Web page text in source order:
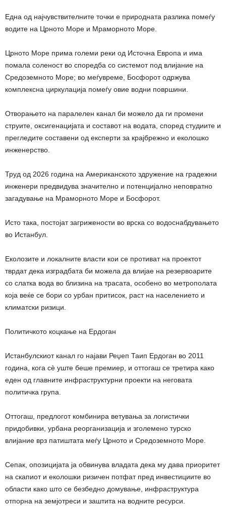
Една од најчувствителните точки е природната разлика помеѓу
водите на Црното Море и Мраморното Море.
Црното Море прима големи реки од Источна Европа и има
помала соленост во споредба со системот под влијание на
Средоземното Море; во меѓувреме, Босфорот одржува
комплексна циркулација помеѓу овие водни површини.
Отворањето на паралелен канал би можело да ги промени
струите, оксигенацијата и составот на водата, според студиите и
прегледите составени од експерти за крајбрежно и еколошко
инженерство.
Труд од 2026 година на Американското здружение на градежни
инженери предвидува значително и потенцијално неповратно
загадување на Мраморното Море и Босфорот.
Исто така, постојат загрижености во врска со водоснабдувањето
во Истанбул.
Еколозите и локалните власти кои се противат на проектот
тврдат дека изградбата би можела да влијае на резервоарите
со слатка вода во близина на трасата, особено во метрополата
која веќе се бори со урбан притисок, раст на населението и
климатски ризици.
Политичкото коцкање на Ердоган
Истанбулскиот канал го најави Реџеп Таип Ердоган во 2011
година, кога сè уште беше премиер, и оттогаш се третира како
еден од главните инфраструктурни проекти на неговата
политичка група.
Оттогаш, предлогот комбинира ветувања за логистички
придобивки, урбана реорганизација и зголемено турско
влијание врз патиштата меѓу Црното и Средоземното Море.
Сепак, опозицијата ја обвинува владата дека му дава приоритет
на скапиот и еколошки ризичен потфат пред инвестициите во
области како што се безбедно домување, инфраструктура
отпорна на земјотреси и заштита на водните ресурси.